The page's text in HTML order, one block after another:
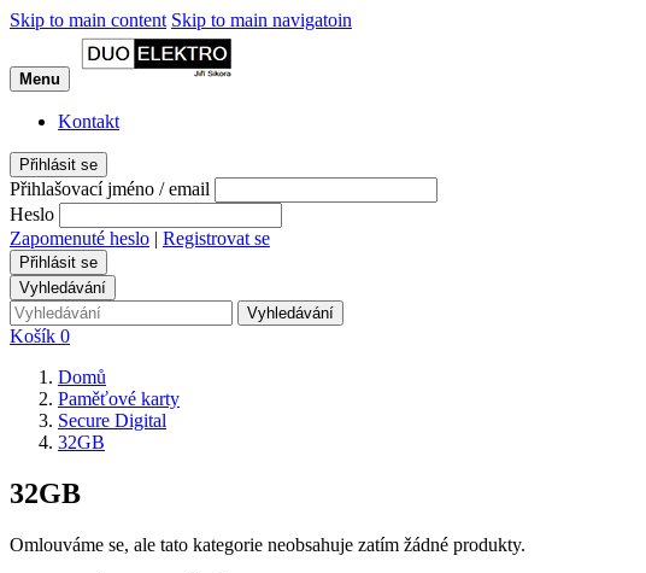
Skip to main content Skip to main navigatoin
Menu
Kontakt
Přihlásit se
Přihlašovací jméno / email
Heslo
Zapomenuté heslo | Registrovat se
Přihlásit se
Vyhledávání
Vyhledávání
Košík 0
Domů
Paměťové karty
Secure Digital
32GB
32GB
Omlouváme se, ale tato kategorie neobsahuje zatím žádné produkty.